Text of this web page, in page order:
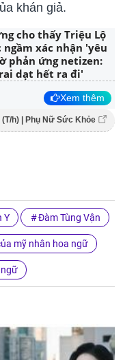
khán giả.
cho thấy Triệu Lộ
ngầm xác nhận 'yêu
phản ứng netizen:
dạt hết ra đi'
Xem thêm
(T/h) | Phụ Nữ Sức Khỏe
Y Đàm Tùng Vận
mỹ nhân hoa ngữ